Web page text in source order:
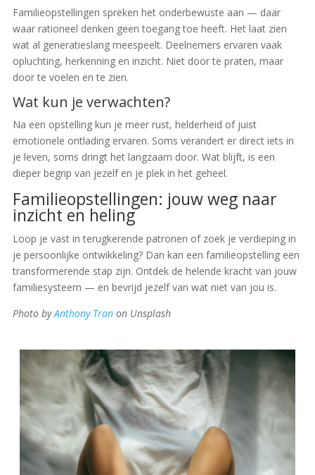
Familieopstellingen spreken het onderbewuste aan — daar
waar rationeel denken geen toegang toe heeft. Het laat zien
wat al generatieslang meespeelt. Deelnemers ervaren vaak
opluchting, herkenning en inzicht. Niet door te praten, maar
door te voelen en te zien.
Wat kun je verwachten?
Na een opstelling kun je meer rust, helderheid of juist
emotionele ontlading ervaren. Soms verandert er direct iets in
je leven, soms dringt het langzaam door. Wat blijft, is een
dieper begrip van jezelf en je plek in het geheel.
Familieopstellingen: jouw weg naar
inzicht en heling
Loop je vast in terugkerende patronen of zoek je verdieping in
je persoonlijke ontwikkeling? Dan kan een familieopstelling een
transformerende stap zijn. Ontdek de helende kracht van jouw
familiesysteem — en bevrijd jezelf van wat niet van jou is.
Photo byAnthony Tranon Unsplash